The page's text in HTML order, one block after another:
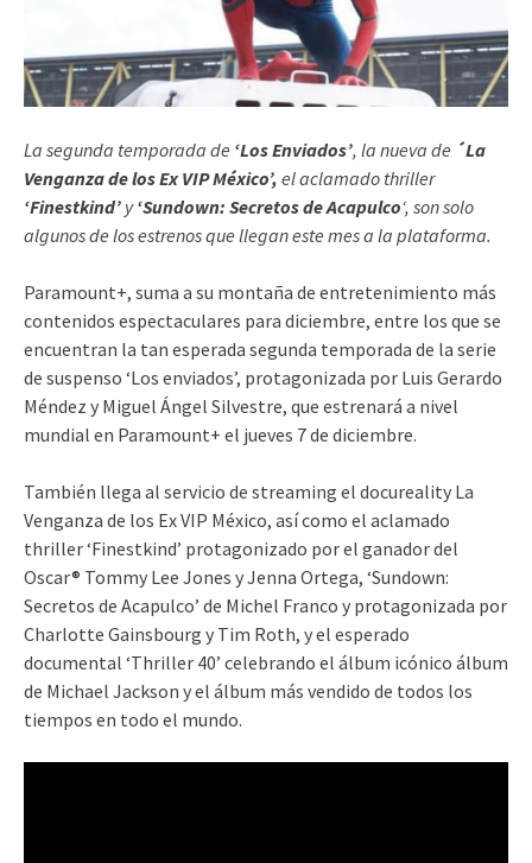
La segunda temporada de ‘Los Enviados’, la nueva de ´La
Venganza de los Ex VIP México’, el aclamado thriller
‘Finestkind’ y‘Sundown: Secretos de Acapulco‘, son solo
algunos de los estrenos que llegan este mes a la plataforma.
Paramount+, suma a su montaña de entretenimiento más
contenidos espectaculares para diciembre, entre los que se
encuentran la tan esperada segunda temporada de la serie
de suspenso ‘Los enviados’, protagonizada por Luis Gerardo
Méndez y Miguel Ángel Silvestre, que estrenará a nivel
mundial en Paramount+ el jueves 7 de diciembre.
También llega al servicio de streaming el docureality La
Venganza de los Ex VIP México, así como el aclamado
thriller ‘Finestkind’ protagonizado por el ganador del
Oscar® Tommy Lee Jones y Jenna Ortega, ‘Sundown:
Secretos de Acapulco’ de Michel Franco y protagonizada por
Charlotte Gainsbourg y Tim Roth, y el esperado
documental ‘Thriller 40’ celebrando el álbum icónico álbum
de Michael Jackson y el álbum más vendido de todos los
tiempos en todo el mundo.